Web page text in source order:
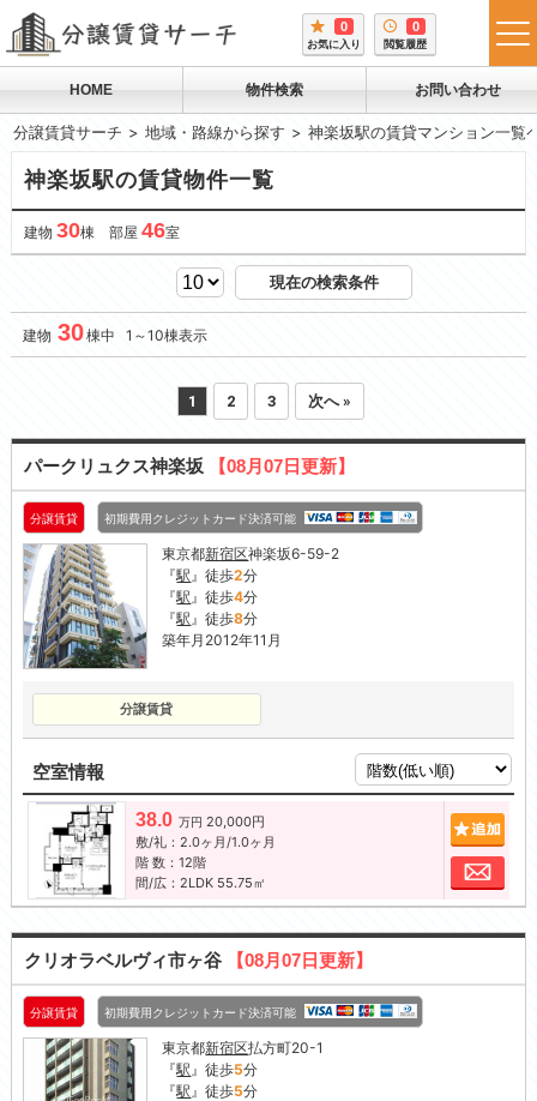
0
お気に入り
0
閲覧履歴
HOME 物件検索 お問い合わせ
分譲賃貸サーチ 地域・路線から探す 神楽坂駅の賃貸マンション一覧
神楽坂駅の賃貸物件一覧
建物 30棟 部屋 46室
現在の検索条件
建物 30棟中 1～10棟表示
1 2 3 次へ »
パークリュクス神楽坂 【08月07日更新】
分譲賃貸 初期費用クレジットカード決済可能
東京都新宿区神楽坂6-59-2
『駅』徒歩2分
『駅』徒歩4分
『駅』徒歩8分
築年月2012年11月
分譲賃貸
空室情報
38.0 万円 20,000円
敷/礼：2.0ヶ月/1.0ヶ月
階 数：12階
間/広：2LDK 55.75㎡
お
クリオラベルヴィ市ヶ谷 【08月07日更新】
分譲賃貸 初期費用クレジットカード決済可能
東京都新宿区払方町20-1
『駅 』徒歩5分
『駅 』徒歩5分